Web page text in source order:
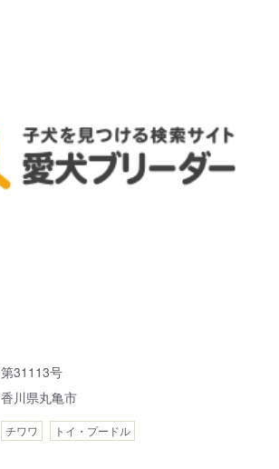
第31113号
香川県丸亀市
チワワ トイ・プードル